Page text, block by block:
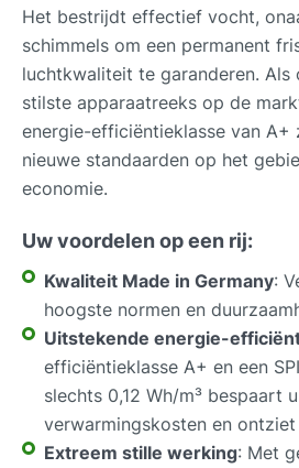
Het bestrijdt effectief vocht,
schimmels om een permanent
luchtkwaliteit te garanderen. Als
stilste apparaatreeks op de
energie-efficiëntieklasse van A+
nieuwe standaarden op het
economie.
Uw voordelen op een rij:
Kwaliteit Made in Germany:
hoogste normen en
Uitstekende energie-
efficiëntieklasse A+ en een
slechts 0,12 Wh/m³ bespaart
verwarmingskosten en
Extreem stille werking: Met